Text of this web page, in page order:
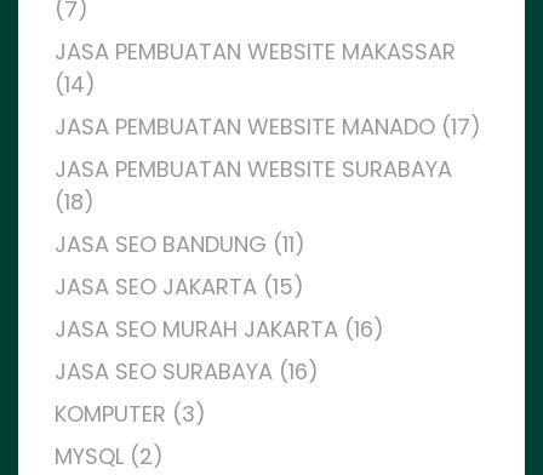
(7)
JASA PEMBUATAN WEBSITE MAKASSAR
(14)
JASA PEMBUATAN WEBSITE MANADO (17)
JASA PEMBUATAN WEBSITE SURABAYA
(18)
JASA SEO BANDUNG (11)
JASA SEO JAKARTA (15)
JASA SEO MURAH JAKARTA (16)
JASA SEO SURABAYA (16)
KOMPUTER (3)
MYSQL (2)